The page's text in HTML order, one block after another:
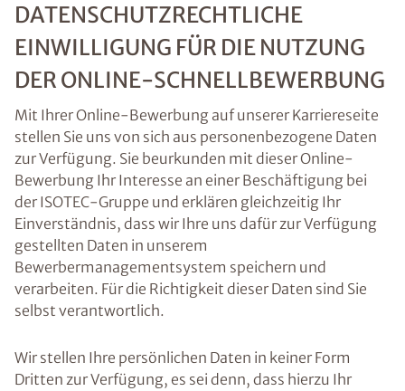
DATENSCHUTZRECHTLICHE
EINWILLIGUNG FÜR DIE NUTZUNG
DER ONLINE-SCHNELLBEWERBUNG
Mit Ihrer Online-Bewerbung auf unserer Karriereseite
stellen Sie uns von sich aus personenbezogene Daten
zur Verfügung. Sie beurkunden mit dieser Online-
Bewerbung Ihr Interesse an einer Beschäftigung bei
der ISOTEC-Gruppe und erklären gleichzeitig Ihr
Einverständnis, dass wir Ihre uns dafür zur Verfügung
gestellten Daten in unserem
Bewerbermanagementsystem speichern und
verarbeiten. Für die Richtigkeit dieser Daten sind Sie
selbst verantwortlich.
Wir stellen Ihre persönlichen Daten in keiner Form
Dritten zur Verfügung, es sei denn, dass hierzu Ihr